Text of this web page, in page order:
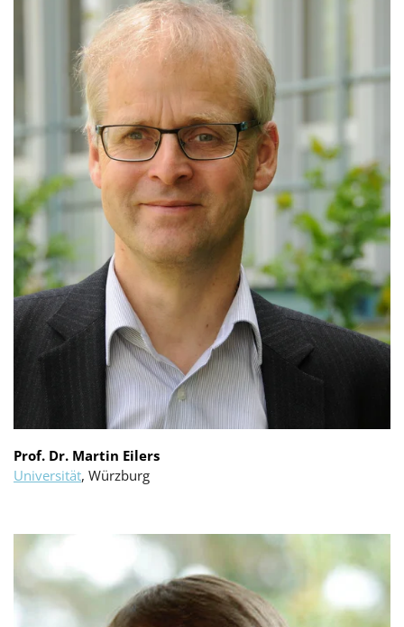
Prof. Dr. Martin Eilers
Universität, Würzburg